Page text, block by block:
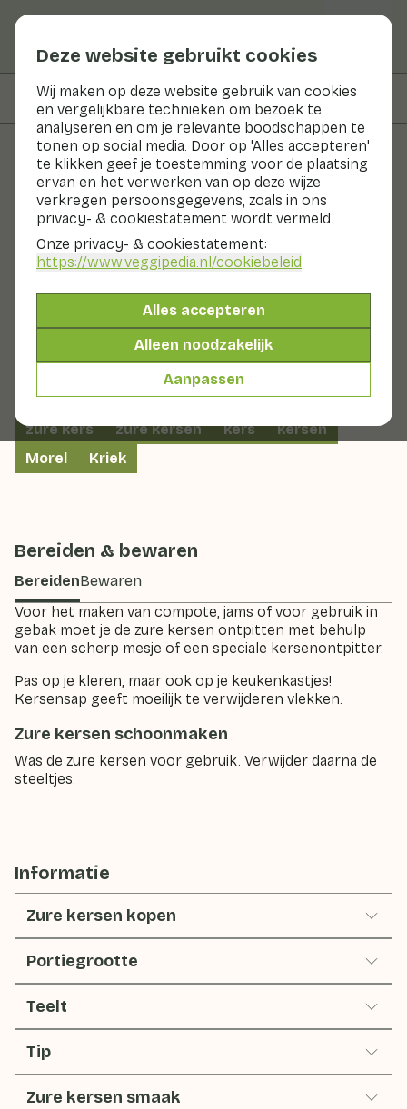
Deze website gebruikt cookies
Wij maken op deze website gebruik van cookies
en vergelijkbare technieken om bezoek te
analyseren en om je relevante boodschappen te
tonen op social media. Door op 'Alles accepteren'
te klikken geef je toestemming voor de plaatsing
ervan en het verwerken van op deze wijze
verkregen persoonsgegevens, zoals in ons
privacy- & cookiestatement wordt vermeld.
Onze privacy- & cookiestatement:
https://www.veggipedia.nl/cookiebeleid
Alles accepteren
Alleen noodzakelijk
Aanpassen
Op deze pagina Verkrijgbaarheid
Groenten en fruit
Zure kersen
Fruit Koelkast Koel & donker
De zure kers is een steenvrucht, net als pruimen. Het
vruchtvlees bevat een steenachtige pit. De kersen zijn
eigenlijk te zuur zijn om zo te eten. De kersen zijn wel
heel geschikt om verder te verwerken. Je kent de zure
kersen misschien van amarene kersen (ingelegd in
suikersiroop) of kriekbier.
zure kers
zure kersen kers
kersen
Morel
Kriek
Bereiden & bewaren
BereidenBewaren
Voor het maken van compote, jams of voor gebruik in
gebak moet je de zure kersen ontpitten met behulp
van een scherp mesje of een speciale kersenontpitter.
Pas op je kleren, maar ook op je keukenkastjes!
Kersensap geeft moeilijk te verwijderen vlekken.
Zure kersen schoonmaken
Was de zure kersen voor gebruik. Verwijder daarna de
steeltjes.
Informatie
Zure kersen kopen
Portiegrootte
Teelt
Tip
Zure kersen smaak